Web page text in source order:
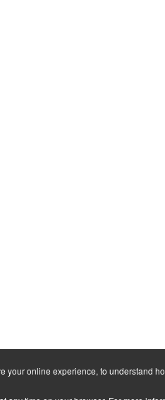
your online experience, to understand